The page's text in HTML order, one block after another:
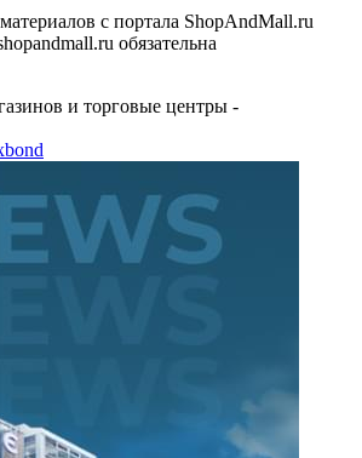
с портала ShopAndMall.ru
обязательна
и торговые центры -